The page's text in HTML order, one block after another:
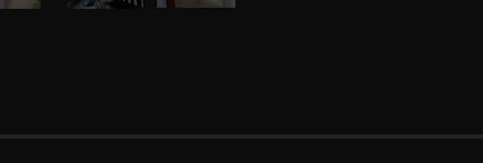
imię, nazwisko, adres siedziby, adres korespondencyjny, adres e-mail,
podanie jest niezbędne do zrealizowania zakupu, a których podania w
dotyczących tożsamości Gości/Użytkowników, lecz w połączeniu z innymi
6 ust. 1 lit. a RODO, w związku z wyrażeniem zgody na stosowanie